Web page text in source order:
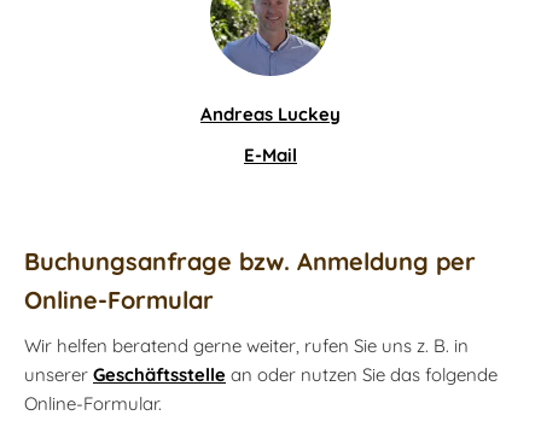
Andreas Luckey
E-Mail
Buchungsanfrage bzw. Anmeldung per
Online-Formular
Wir helfen beratend gerne weiter, rufen Sie uns z. B. in
unserer Geschäftsstelle an oder nutzen Sie das folgende
Online-Formular.